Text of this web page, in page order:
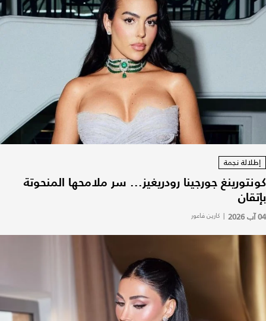
إطلالة نجمة
كونتورينغ جورجينا رودريغيز... سر ملامحها المنحوتة
بإتقان
04 آب 2026 | كارين فاعور